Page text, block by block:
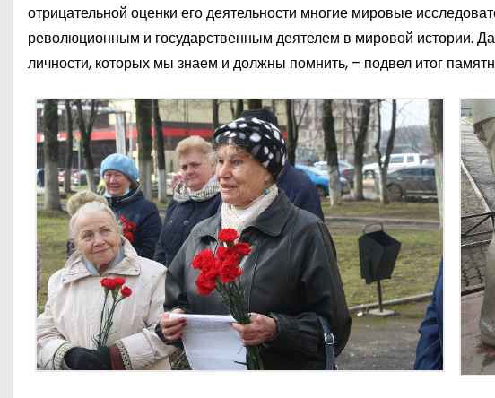
отрицательной оценки его деятельности многие мировые
революционным и государственным деятелем в мировой истории.
личности, которых мы знаем и должны помнить, – подвел итог